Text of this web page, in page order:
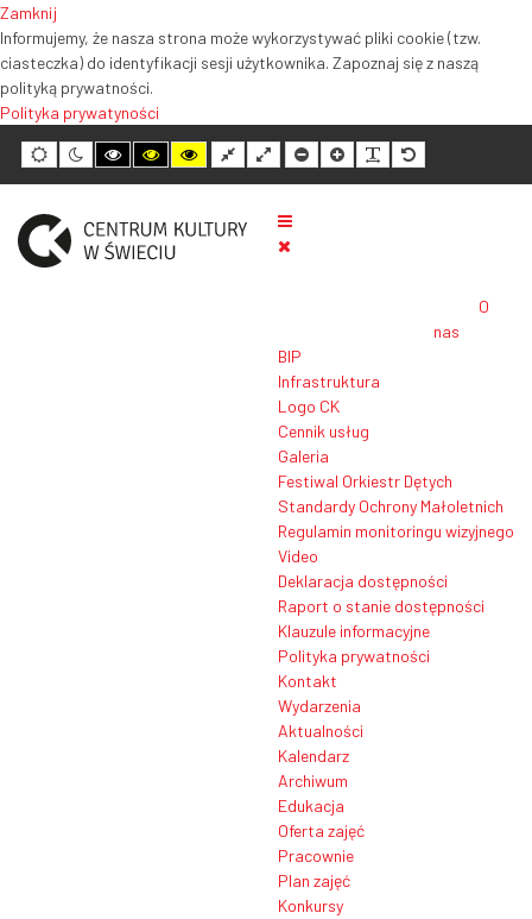
Zamknij
Informujemy, że nasza strona może wykorzystywać pliki cookie (tzw.
ciasteczka) do identyfikacji sesji użytkownika. Zapoznaj się z naszą
polityką prywatności.
Polityka prywatyności
Tryb
domyślny
Tryb
nocny
Tryb
wysokiego
kontrastu
biały
Tryb
wysokiego
kontrastu
żółty
Tryb
wysokiego
kontrastu
czarny
Normalny
układ
Szeroki
układ
Mniejszy
rozmiar
tekstu
Większy
rozmiar
tekstu
Czytelność
tekstu
Domyślny
rozmiar
tekstu
O
nas
BIP
Infrastruktura
Logo CK
Cennik usług
Galeria
Festiwal Orkiestr Dętych
Standardy Ochrony Małoletnich
Regulamin monitoringu wizyjnego
Video
Deklaracja dostępności
Raport o stanie dostępności
Klauzule informacyjne
Polityka prywatności
Kontakt
Wydarzenia
Aktualności
Kalendarz
Archiwum
Edukacja
Oferta zajęć
Pracownie
Plan zajęć
Konkursy